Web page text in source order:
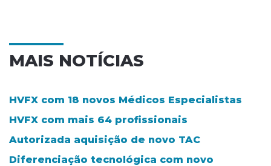
MAIS NOTÍCIAS
HVFX com 18 novos Médicos Especialistas
HVFX com mais 64 profissionais
Autorizada aquisição de novo TAC
Diferenciação tecnológica com novo